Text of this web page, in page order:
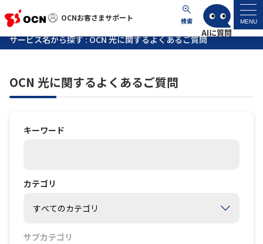
OCNお客さまサポート 検索 MENU
OCNお客さまサポート
マイページ
サポートトップ
サービス名から探す
工事・故障情報
サービス名から探す : OCN 光に関するよくあるご質問
OCN 光に関するよくあるご質問
キーワード
カテゴリ
サブカテゴリ